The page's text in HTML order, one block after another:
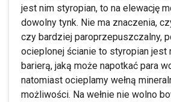
jest nim styropian, to na elewację
dowolny tynk. Nie ma znaczenia,
czy bardziej paroprzepuszczalny,
ocieplonej ścianie to styropian jest
barierą, jaką może napotkać para
natomiast ocieplamy wełną
możliwości. Na wełnie nie wolno